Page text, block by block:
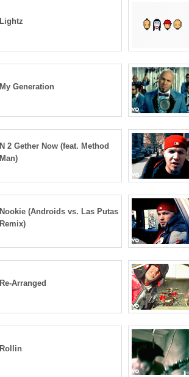
Lightz
My Generation
N 2 Gether Now (feat. Method
Man)
Nookie (Androids vs. Las Putas
Remix)
Re-Arranged
Rollin